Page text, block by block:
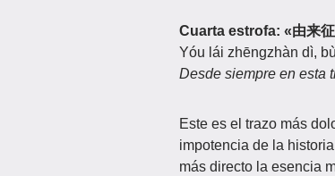
Cuarta estrofa: «由来
Yóu lái zhēngzhàn dì,
Desde siempre en esta
Este es el trazo más
impotencia de la
más directo la esencia